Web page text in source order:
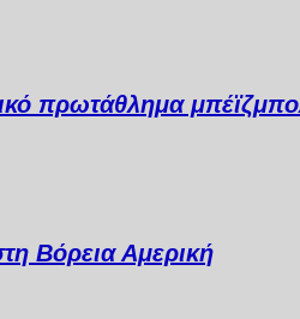
πρωτάθλημα
Βόρεια Αμερική